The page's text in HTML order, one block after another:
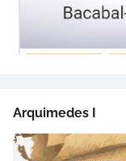
Arquimedes I